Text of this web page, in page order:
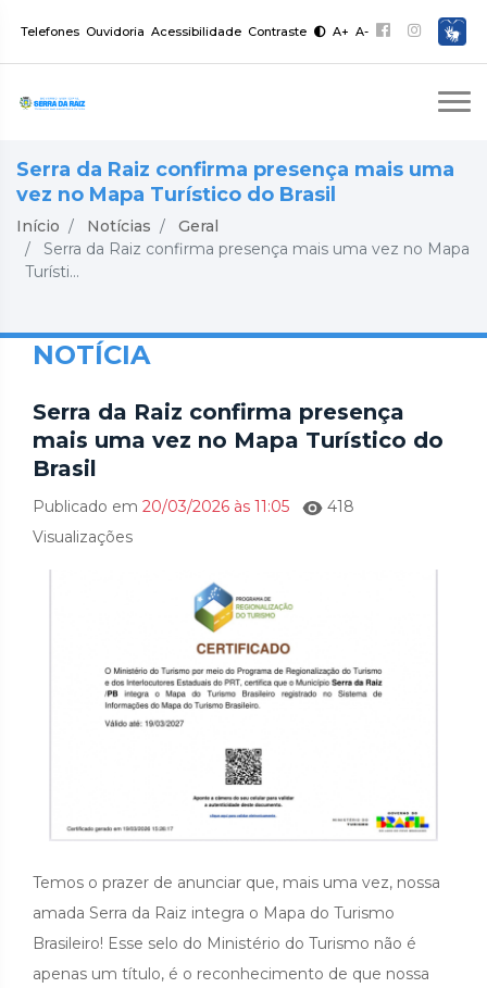
Telefones Ouvidoria Acessibilidade Contraste A+ A-
Serra da Raiz confirma presença mais uma
vez no Mapa Turístico do Brasil
Início Notícias
Geral
Serra da Raiz confirma presença mais uma vez no Mapa
Turísti...
NOTÍCIA
Serra da Raiz confirma presença
mais uma vez no Mapa Turístico do
Brasil
Publicado em 20/03/2026 às 11:05
418
Visualizações
Temos o prazer de anunciar que, mais uma vez, nossa
amada Serra da Raiz integra o Mapa do Turismo
Brasileiro! Esse selo do Ministério do Turismo não é
apenas um título, é o reconhecimento de que nossa